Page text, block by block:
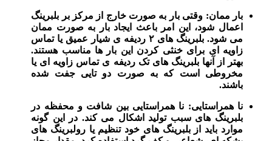
بار ممان: وقتی بار به‌ صورت خارج از مرکز بر بلبرینگ
اعمال شود، این امر باعث ایجاد بار به‌ صورت ممان
می‌ شود. بلبرینگ‌ های ۲ ردیفه‌ ی شیار عمیق یا تماس
زاویه‌ ای برای خنثی کردن این بار ها مناسب هستند.
بهتر از آنها بلبرینگ های تک ردیفه ی تماس زاویه‌ ای یا
مخروطی است که به‌ صورت دو تایی جفت شده
باشند.
نا همراستایی: نا همراستایی بین شافت و محفظه در
بلبرینگ های سبب تولید اشکال می‌ کند. در این‌ گونه
موارد باید از بلبرینگ‌ های خود تنظیم یا رولبرینگ های